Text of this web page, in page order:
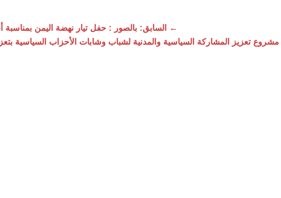
←
السابق: بالصور : حفل تيار نهضة اليمن بمناسبة أعياد
تعزيز المشاركة السياسية والمدنية لشباب وشابات الأحزاب السياسية بتعز